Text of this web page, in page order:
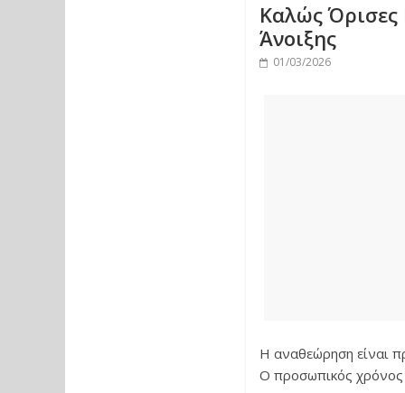
Καλώς
Άνοιξης
01/03/2026
Η αναθεώρηση είναι
Ο προσωπικός χρόνος